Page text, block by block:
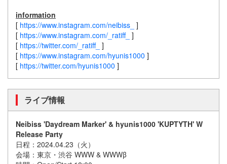
information
[ https://www.instagram.com/neibiss_ ]
[ https://www.instagram.com/_ratiff_ ]
[ https://twitter.com/_ratiff_ ]
[ https://www.instagram.com/hyunis1000 ]
[ https://twitter.com/hyunis1000 ]
ライブ情報
Neibiss 'Daydream Marker' & hyunis1000 'KUPTYTH' W
Release Party
日程：2024.04.23（火）
会場：東京・渋谷 WWW & WWWβ